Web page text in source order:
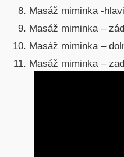
Masáž miminka -
Masáž miminka –
Masáž miminka –
Masáž miminka –